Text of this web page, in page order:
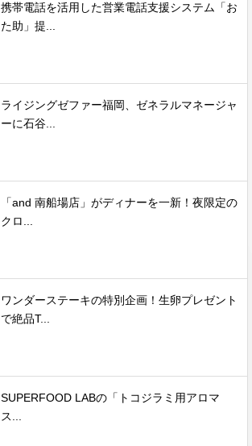
携帯電話を活用した営業電話支援システム「お
た助」提...
ライジングゼファー福岡、ゼネラルマネージャ
ーに石谷...
「and 南船場店」がディナーを一新！夜限定の
クロ...
ワンダーステーキの特別企画！生卵プレゼント
で絶品T...
SUPERFOOD LABの「トコジラミ用アロマ
ス...